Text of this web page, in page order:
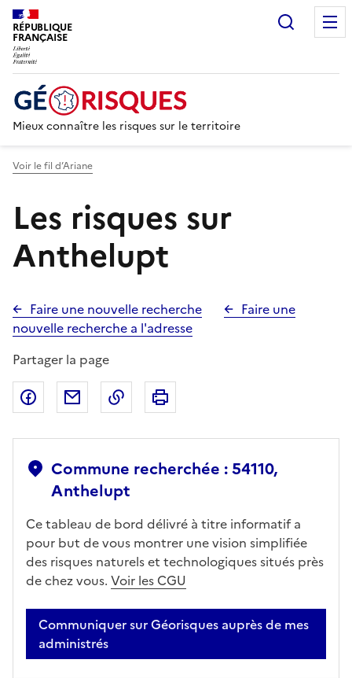
RÉPUBLIQUE
FRANÇAISE
Mieux connaître les risques sur le territoire
Voir le fil d’Ariane
Les risques sur
Anthelupt
Faire une nouvelle recherche
Faire une
nouvelle recherche a l'adresse
Partager la page
Partager sur Facebook
Partager par emailCopier dans le presse-papier
Commune recherchée : 54110,
Anthelupt
Ce tableau de bord délivré à titre informatif a
pour but de vous montrer une vision simplifiée
des risques naturels et technologiques situés près
de chez vous. Voir les CGU
Communiquer sur Géorisques auprès de mes
administrés